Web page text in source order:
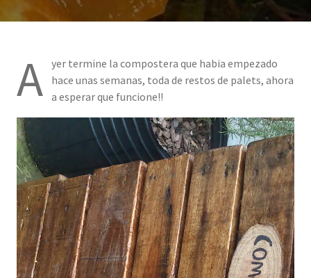
A yer termine la compostera que habia empezado
hace unas semanas, toda de restos de palets, ahora
a esperar que funcione!!